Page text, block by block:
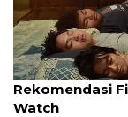
Rekomendasi
Watch